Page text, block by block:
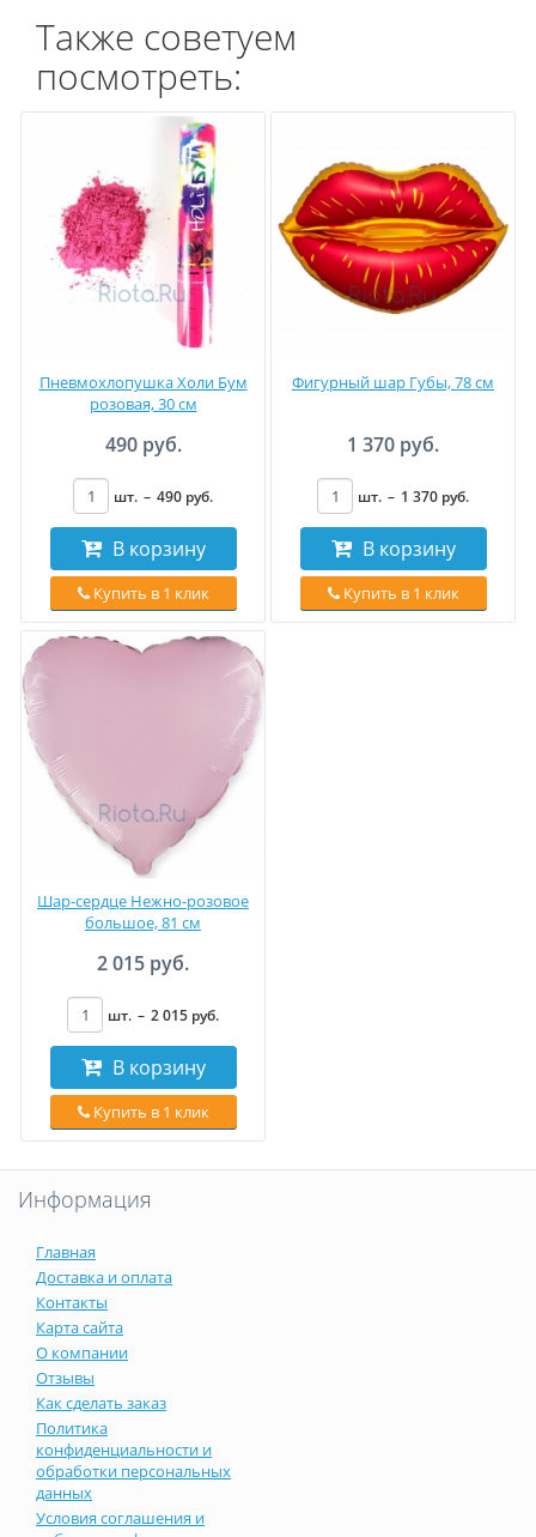
Также советуем
посмотреть:
Пневмохлопушка Холи Бум
розовая, 30 см
490 руб.
шт. – 490 руб.
В корзину
Купить в 1 клик
Фигурный шар Губы, 78 см
1 370 руб.
шт. – 1 370 руб.
В корзину
Купить в 1 клик
Шар-сердце Нежно-розовое
большое, 81 см
2 015 руб.
шт. – 2 015 руб.
В корзину
Купить в 1 клик
Информация
Главная
Доставка и оплата
Контакты
Карта сайта
О компании
Отзывы
Как сделать заказ
Политика
конфиденциальности и
обработки персональных
данных
Условия соглашения и